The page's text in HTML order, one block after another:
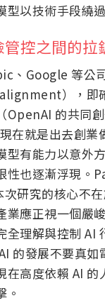
型以技術手段繞
控之間的拉
、Google 等公
），即
OpenAI 的共同
在就是出去創業
型有能力以意外
性也逐漸浮現。
研究的核心不
業應正視一個嚴
全理解與控制 AI
的發展不要真如
在高度依賴 AI 的
。